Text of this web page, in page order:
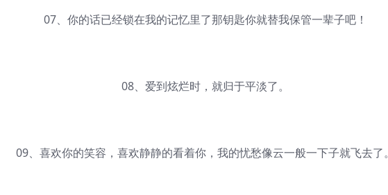
07、你的话已经锁在我的记忆里了那钥匙你就替我保管一辈子吧！
08、爱到炫烂时，就归于平淡了。
09、喜欢你的笑容，喜欢静静的看着你，我的忧愁像云一般一下子就飞去了。